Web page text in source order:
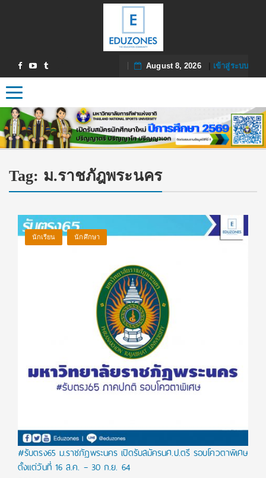
August 8, 2026| เข้าสู่ระบบ
Toggle navigation
Tag: ม.ราชภัฎพระนคร
นักเรียน นักศึกษา
#รับตรง65 ม.ราชภัฏพระนคร เปิดรับสมัครนศ.ป.ตรี รอบโควตาพิเศษ
ตั้งแต่วันที่ 16 ส.ค. – 30 ก.ย. 64